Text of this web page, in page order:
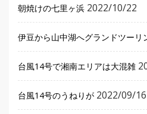
朝焼けの七里ヶ浜 2022/10/22
伊豆から山中湖へグランドツーリ
台風14号で湘南エリアは大混雑
台風14号のうねりが 2022/09/16